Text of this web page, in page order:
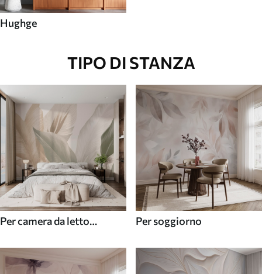
Hughge
TIPO DI STANZA
Per camera da letto
Per soggiorno